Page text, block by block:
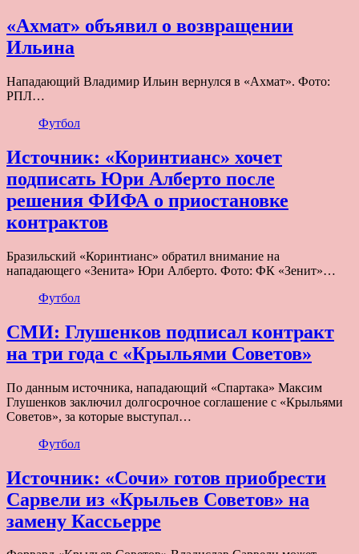
«Ахмат» объявил о возвращении
Ильина
Нападающий Владимир Ильин вернулся в «Ахмат». Фото:
РПЛ…
Футбол
Источник: «Коринтианс» хочет
подписать Юри Алберто после
решения ФИФА о приостановке
контрактов
Бразильский «Коринтианс» обратил внимание на
нападающего «Зенита» Юри Алберто. Фото: ФК «Зенит»…
Футбол
СМИ: Глушенков подписал контракт
на три года с «Крыльями Советов»
По данным источника, нападающий «Спартака» Максим
Глушенков заключил долгосрочное соглашение с «Крыльями
Советов», за которые выступал…
Футбол
Источник: «Сочи» готов приобрести
Сарвели из «Крыльев Советов» на
замену Кассьерре